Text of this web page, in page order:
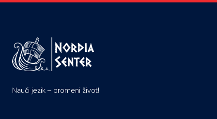
Nauči jezik – promeni život!